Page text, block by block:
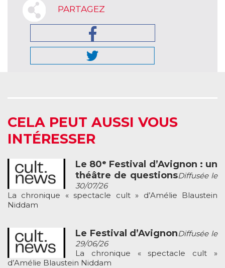
PARTAGEZ
CELA PEUT AUSSI VOUS
INTÉRESSER
Le 80ᵉ Festival d’Avignon : un
théâtre de questionsDiffusée le
30/07/26
La chronique « spectacle cult » d’Amélie Blaustein
Niddam
Le Festival d’AvignonDiffusée le
29/06/26
La chronique « spectacle cult »
d’Amélie Blaustein Niddam